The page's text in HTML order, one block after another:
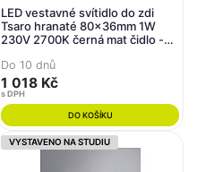
LED vestavné svítidlo do zdi
Tsaro hranaté 80x36mm 1W
230V 2700K černá mat čidlo -
Do 10 dnů
1 018 Kč
s DPH
DO KOŠÍKU
VYSTAVENO NA STUDIU